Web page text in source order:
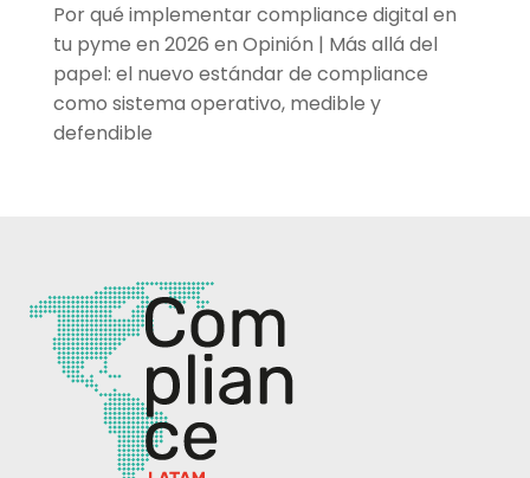
Por qué implementar compliance digital en
tu pyme en 2026 en Opinión | Más allá del
papel: el nuevo estándar de compliance
como sistema operativo, medible y
defendible